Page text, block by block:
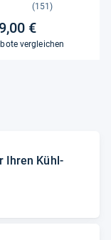
(151)
€
vergleichen
Ihren Kühl­